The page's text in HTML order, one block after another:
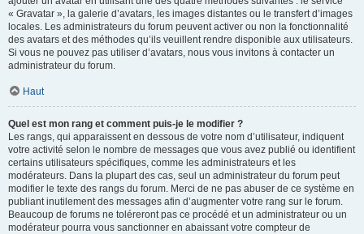
« Gravatar », la galerie d’avatars, les images distantes ou le transfert d’images
locales. Les administrateurs du forum peuvent activer ou non la fonctionnalité
des avatars et des méthodes qu’ils veuillent rendre disponible aux utilisateurs.
Si vous ne pouvez pas utiliser d’avatars, nous vous invitons à contacter un
administrateur du forum.
Haut
Quel est mon rang et comment puis-je le modifier ?
Les rangs, qui apparaissent en dessous de votre nom d’utilisateur, indiquent
votre activité selon le nombre de messages que vous avez publié ou identifient
certains utilisateurs spécifiques, comme les administrateurs et les
modérateurs. Dans la plupart des cas, seul un administrateur du forum peut
modifier le texte des rangs du forum. Merci de ne pas abuser de ce système en
publiant inutilement des messages afin d’augmenter votre rang sur le forum.
Beaucoup de forums ne toléreront pas ce procédé et un administrateur ou un
modérateur pourra vous sanctionner en abaissant votre compteur de